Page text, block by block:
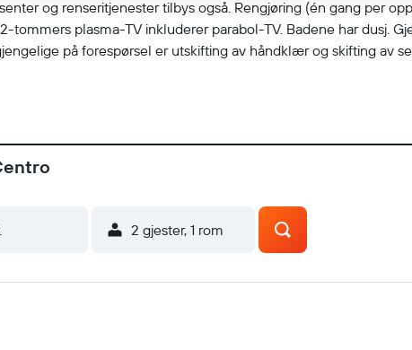
og renseritjenester tilbys også. Rengjøring (én gang per
tommers plasma-TV inkluderer parabol-TV. Badene har dusj.
på forespørsel er utskifting av håndklær og skifting av
2 gjester, 1 rom